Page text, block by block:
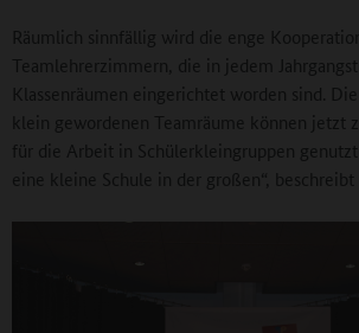
Räumlich sinnfällig wird die enge
Teamlehrerzimmern, die in jedem
Klassenräumen eingerichtet worden sind.
klein gewordenen Teamräume können jetzt
für die Arbeit in Schülerkleingruppen
eine kleine Schule in der großen“, beschreibt